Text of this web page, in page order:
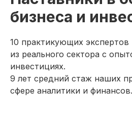
бизнеса и
10 практикующих экспертов
из реального сектора с
инвестициях.
9 лет средний стаж наших
сфере аналитики и финансов.